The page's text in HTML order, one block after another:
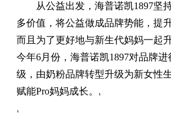
从公益出发，海普诺凯1897坚
多价值，将公益做成品牌势能，提
而且为了更好地与新生代妈妈一起
今年6月份，海普诺凯1897对品牌
级，由奶粉品牌转型升级为新女性
赋能Pro妈妈成长。 ,
,